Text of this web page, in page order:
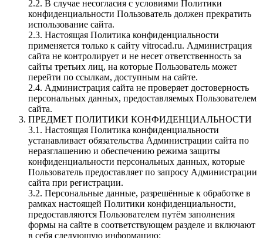
2.2. В случае несогласия с условиями Политики
конфиденциальности Пользователь должен прекратить
использование сайта.
2.3. Настоящая Политика конфиденциальности
применяется только к сайту vitrocad.ru. Администрация
сайта не контролирует и не несет ответственность за
сайты третьих лиц, на которые Пользователь может
перейти по ссылкам, доступным на сайте.
2.4. Администрация сайта не проверяет достоверность
персональных данных, предоставляемых Пользователем
сайта.
ПРЕДМЕТ ПОЛИТИКИ КОНФИДЕНЦИАЛЬНОСТИ
3.1. Настоящая Политика конфиденциальности
устанавливает обязательства Администрации сайта по
неразглашению и обеспечению режима защиты
конфиденциальности персональных данных, которые
Пользователь предоставляет по запросу Администрации
сайта при регистрации.
3.2. Персональные данные, разрешённые к обработке в
рамках настоящей Политики конфиденциальности,
предоставляются Пользователем путём заполнения
формы на сайте в соответствующем разделе и включают
в себя следующую информацию: